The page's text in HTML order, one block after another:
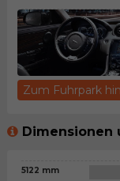
Zum Fuhrpark
Dimensionen
5122 mm